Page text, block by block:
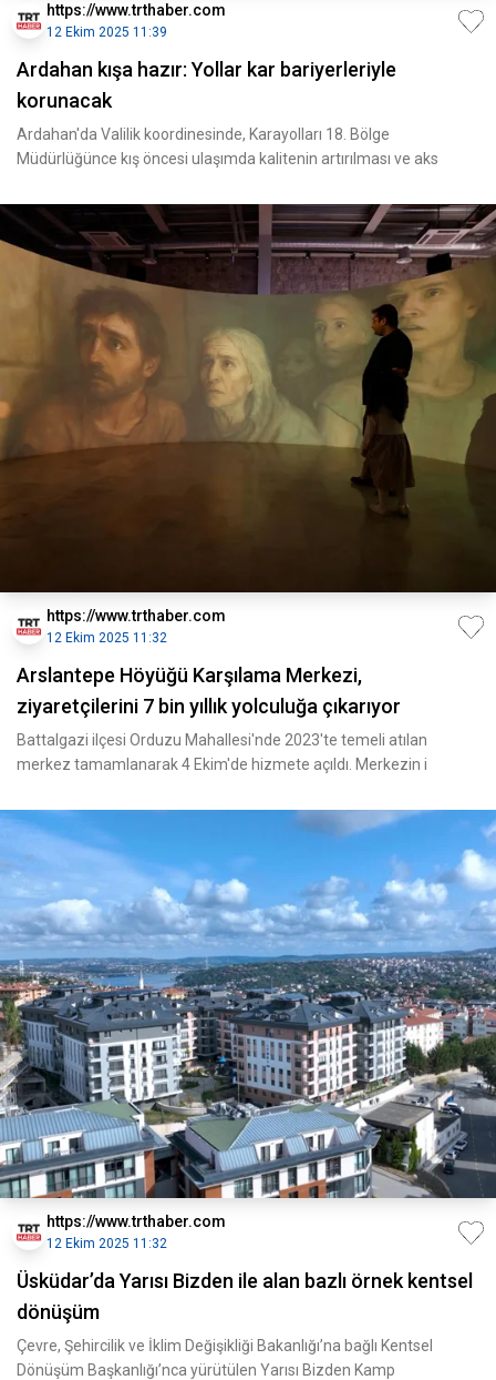
https://www.trthaber.com
12 Ekim 2025 11:39
Ardahan kışa hazır: Yollar kar bariyerleriyle
korunacak
Ardahan'da Valilik koordinesinde, Karayolları 18. Bölge
Müdürlüğünce kış öncesi ulaşımda kalitenin artırılması ve aks
https://www.trthaber.com
12 Ekim 2025 11:32
Arslantepe Höyüğü Karşılama Merkezi,
ziyaretçilerini 7 bin yıllık yolculuğa çıkarıyor
Battalgazi ilçesi Orduzu Mahallesi'nde 2023'te temeli atılan
merkez tamamlanarak 4 Ekim'de hizmete açıldı. Merkezin i
https://www.trthaber.com
12 Ekim 2025 11:32
Üsküdar’da Yarısı Bizden ile alan bazlı örnek kentsel
dönüşüm
Çevre, Şehircilik ve İklim Değişikliği Bakanlığı’na bağlı Kentsel
Dönüşüm Başkanlığı’nca yürütülen Yarısı Bizden Kamp